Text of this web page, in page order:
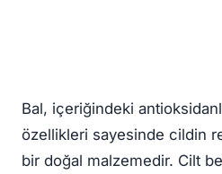
Bal, içeriğindeki
özellikleri sayesinde cildin
bir doğal malzemedir. Cilt